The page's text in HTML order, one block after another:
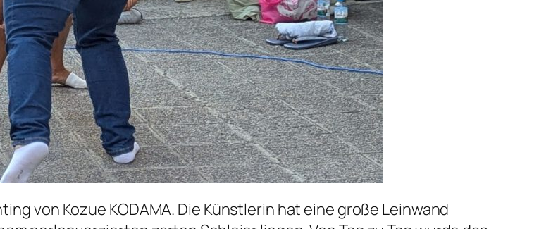
von Kozue KODAMA. Die Künstlerin hat eine große Leinwand